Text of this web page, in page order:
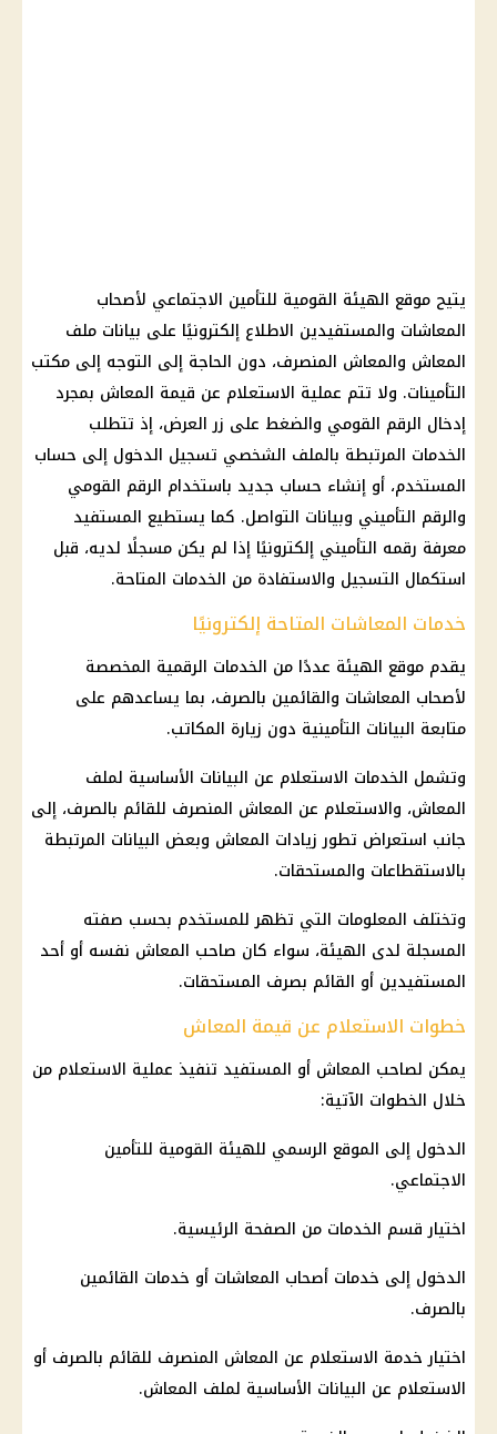
يتيح موقع الهيئة القومية للتأمين الاجتماعي لأصحاب
المعاشات والمستفيدين الاطلاع إلكترونيًا على بيانات ملف
المعاش والمعاش المنصرف، دون الحاجة إلى التوجه إلى مكتب
التأمينات. ولا تتم عملية الاستعلام عن قيمة المعاش بمجرد
إدخال الرقم القومي والضغط على زر العرض، إذ تتطلب
الخدمات المرتبطة بالملف الشخصي تسجيل الدخول إلى حساب
المستخدم، أو إنشاء حساب جديد باستخدام الرقم القومي
والرقم التأميني وبيانات التواصل. كما يستطيع المستفيد
معرفة رقمه التأميني إلكترونيًا إذا لم يكن مسجلًا لديه، قبل
استكمال التسجيل والاستفادة من الخدمات المتاحة.
خدمات المعاشات المتاحة إلكترونيًا
يقدم موقع الهيئة عددًا من الخدمات الرقمية المخصصة
لأصحاب المعاشات والقائمين بالصرف، بما يساعدهم على
متابعة البيانات التأمينية دون زيارة المكاتب.
وتشمل الخدمات الاستعلام عن البيانات الأساسية لملف
المعاش، والاستعلام عن المعاش المنصرف للقائم بالصرف، إلى
جانب استعراض تطور زيادات المعاش وبعض البيانات المرتبطة
بالاستقطاعات والمستحقات.
وتختلف المعلومات التي تظهر للمستخدم بحسب صفته
المسجلة لدى الهيئة، سواء كان صاحب المعاش نفسه أو أحد
المستفيدين أو القائم بصرف المستحقات.
خطوات الاستعلام عن قيمة المعاش
يمكن لصاحب المعاش أو المستفيد تنفيذ عملية الاستعلام من
خلال الخطوات الآتية:
الدخول إلى الموقع الرسمي للهيئة القومية للتأمين
الاجتماعي.
اختيار قسم الخدمات من الصفحة الرئيسية.
الدخول إلى خدمات أصحاب المعاشات أو خدمات القائمين
بالصرف.
اختيار خدمة الاستعلام عن المعاش المنصرف للقائم بالصرف أو
الاستعلام عن البيانات الأساسية لملف المعاش.